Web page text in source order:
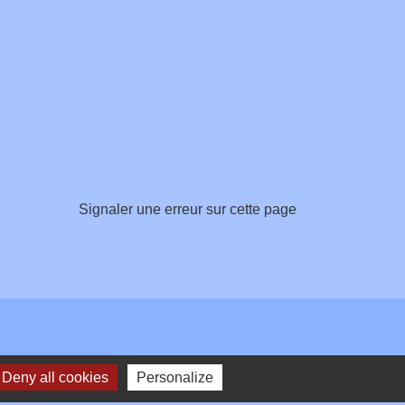
Signaler une erreur sur cette page
all cookies Personalize